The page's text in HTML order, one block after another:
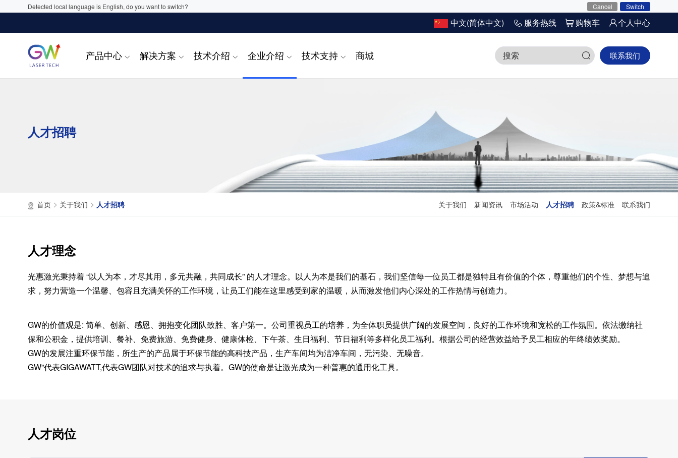
Detected local language is English, do you want to switch? Cancel Switch
中文(简体中文) 服务热线 购物车 个人中心
产品中心 解决方案 技术介绍 企业介绍 技术支持 商城 联系我们
人才招聘
首页 关于我们 人才招聘 关于我们 新闻资讯 市场活动 人才招聘 政策&标准 联系我们
人才理念
光惠激光秉持着 “以人为本，才尽其用，多元共融，共同成长” 的人才理念。以人为本是我们的基石，我们坚信每一位员工都是独特且有价值的个体，尊重他们的个性、梦想与追
求，努力营造一个温馨、包容且充满关怀的工作环境，让员工们能在这里感受到家的温暖，从而激发他们内心深处的工作热情与创造力。
GW的价值观是: 简单、创新、感恩、拥抱变化团队致胜、客户第一。公司重视员工的培养，为全体职员提供广阔的发展空间，良好的工作环境和宽松的工作氛围。依法缴纳社
保和公积金，提供培训、餐补、免费旅游、免费健身、健康体检、下午茶、生日福利、节日福利等多样化员工福利。根据公司的经营效益给予员工相应的年终绩效奖励。
GW的发展注重环保节能，所生产的产品属于环保节能的高科技产品，生产车间均为洁净车间，无污染、无噪音。
GW”代表GIGAWATT,代表GW团队对技术的追求与执着。GW的使命是让激光成为一种普惠的通用化工具。
人才岗位